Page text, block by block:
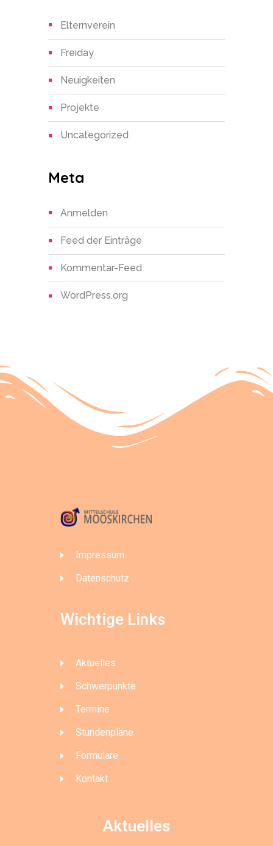
Elternverein
Freiday
Neuigkeiten
Projekte
Uncategorized
Meta
Anmelden
Feed der Einträge
Kommentar-Feed
WordPress.org
Impressum
Datenschutz
Wichtige Links
Aktuelles
Schwerpunkte
Termine
Stundenpläne
Formulare
Kontakt
Aktuelles